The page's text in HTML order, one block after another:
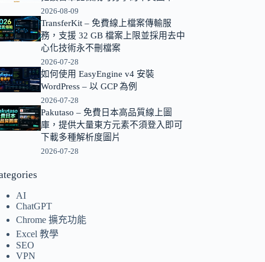
2026-08-09
TransferKit – 免費線上檔案傳輸服
務，支援 32 GB 檔案上限並採用去中
心化技術永不刪檔案
2026-07-28
如何使用 EasyEngine v4 安裝
WordPress – 以 GCP 為例
2026-07-28
Pakutaso – 免費日本高品質線上圖
庫，提供大量東方元素不須登入即可
下載多種解析度圖片
2026-07-28
AI
ChatGPT
Chrome 擴充功能
Excel 教學
SEO
VPN